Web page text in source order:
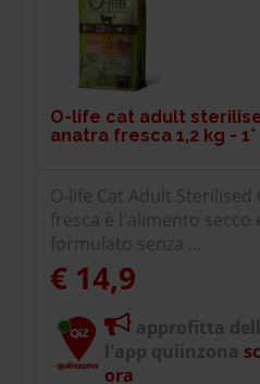
O-life cat adult
anatra fresca 1,2 kg -
O-life Cat Adult Sterilised
fresca è l'alimento secco
formulato senza ...
€ 14,9
approfitta
l'app quiinzona
ora